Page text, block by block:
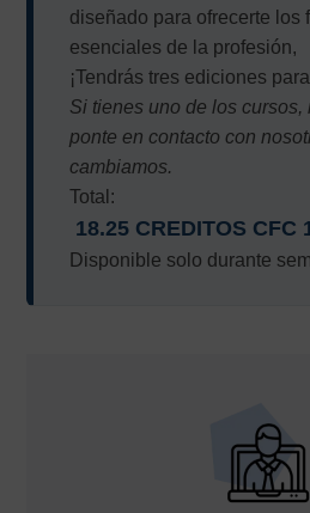
diseñado para ofrecerte los
esenciales de la profesión,
¡Tendrás tres ediciones
Si tienes uno de los cursos,
ponte en contacto con
cambiamos.
Total:
18.25 CREDITOS CFC
Disponible solo durante